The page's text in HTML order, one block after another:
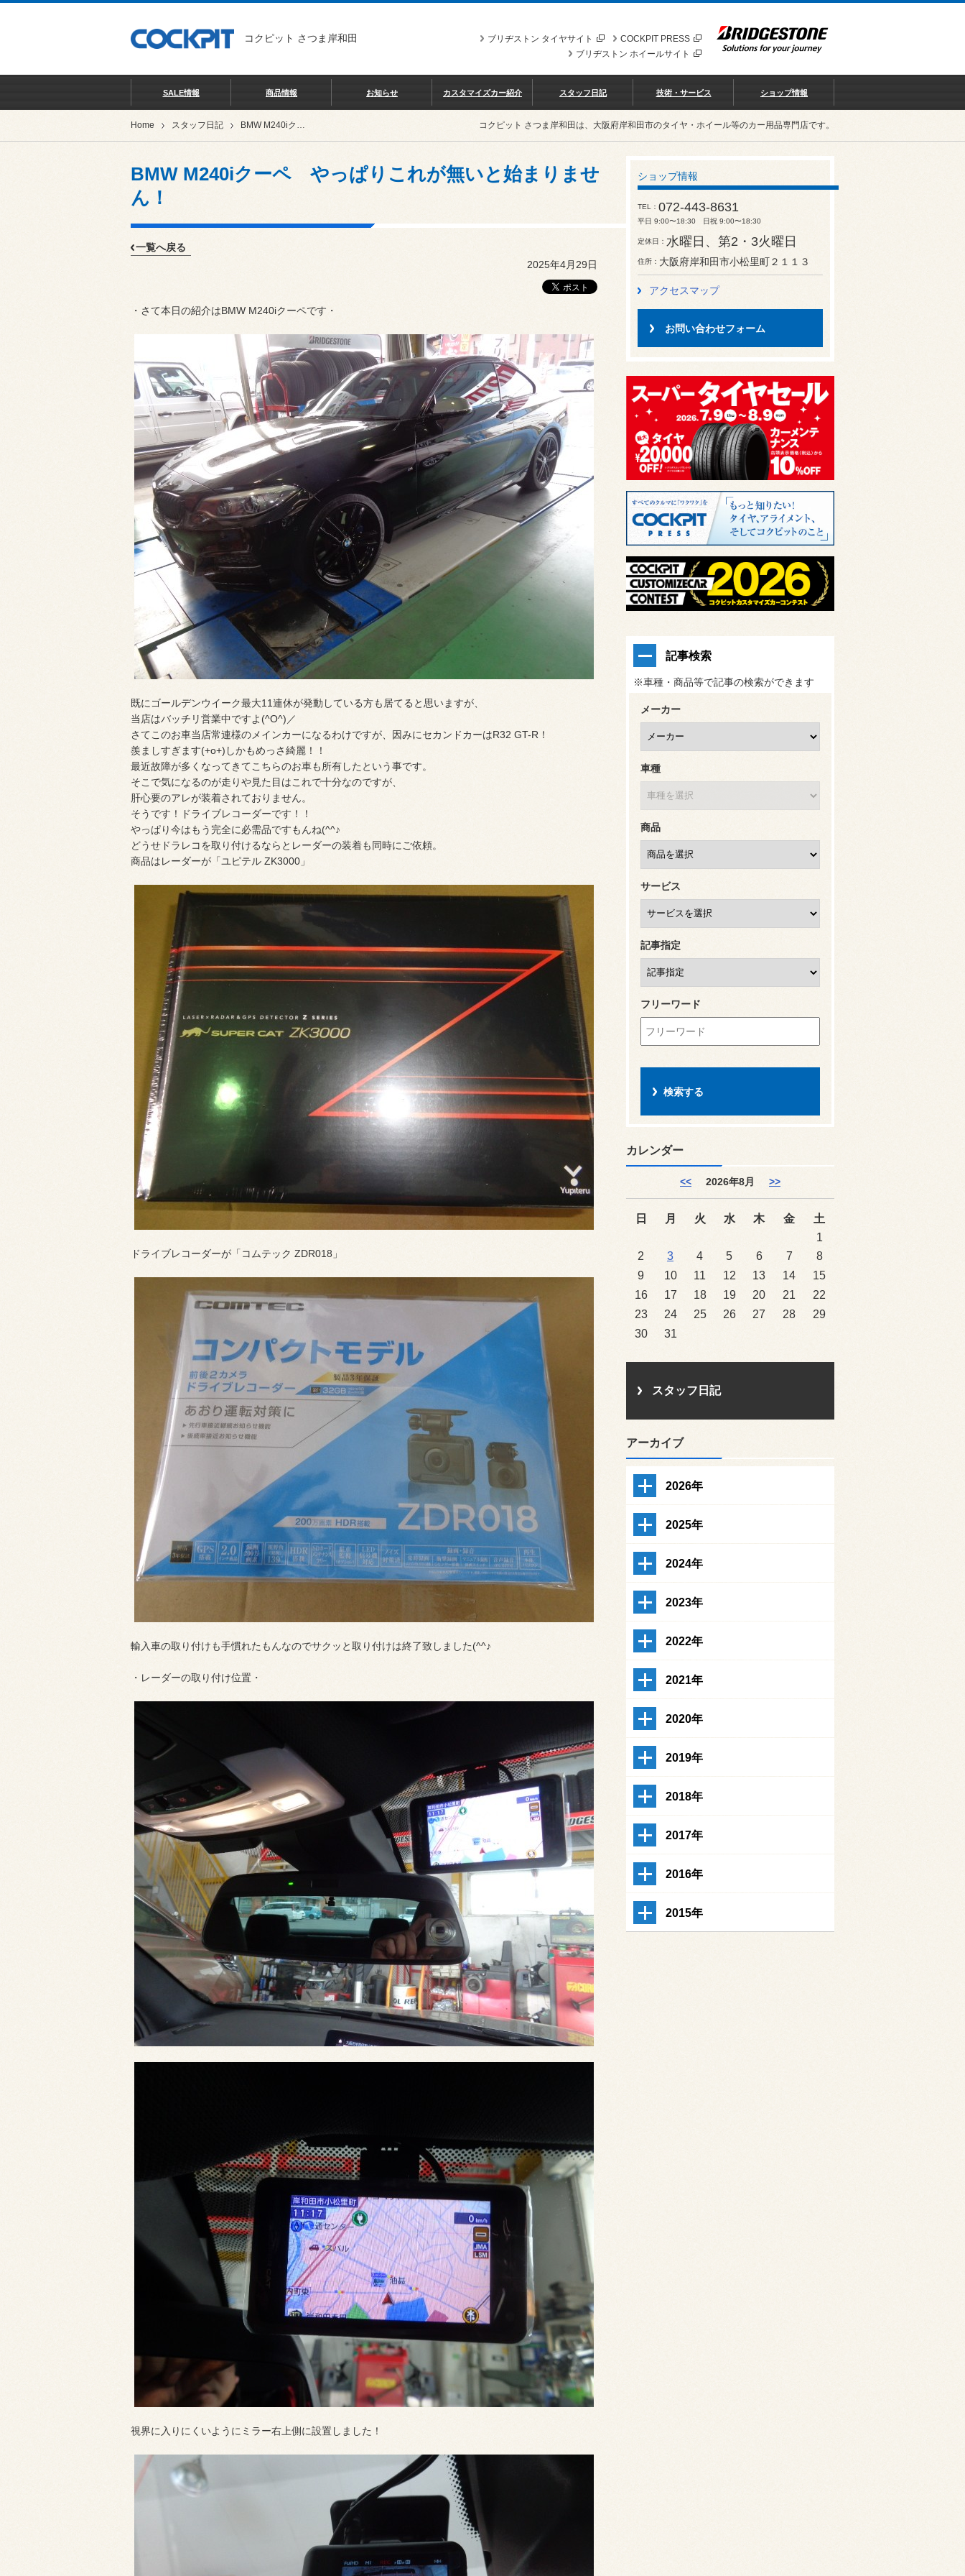
コクピット さつま岸和田 COCKPIT PRESS
ブリヂストン タイヤサイト
ブリヂストン ホイールサイト
SALE情報 商品情報 お知らせ カスタマイズカー紹介 スタッフ日記 技術・サービス ショップ情報
Home スタッフ日記 BMW M240iクーペ やっぱりこれが無いと始まりません！ コクピット さつま岸和田は、大阪府岸和田市のタイヤ・ホイール等のカー用品専門店です。
BMW M240iクーペ やっぱりこれが無いと始まりませ
ん！
一覧へ戻る
2025年4月29日
・さて本日の紹介はBMW M240iクーペです・
既にゴールデンウイーク最大11連休が発動している方も居てると思いますが、
当店はバッチリ営業中ですよ(^O^)／
さてこのお車当店常連様のメインカーになるわけですが、因みにセカンドカーはR32 GT-R！
羨ましすぎます(+o+)しかもめっさ綺麗！！
最近故障が多くなってきてこちらのお車も所有したという事です。
そこで気になるのが走りや見た目はこれで十分なのですが、
肝心要のアレが装着されておりません。
そうです！ドライブレコーダーです！！
やっぱり今はもう完全に必需品ですもんね(^^♪
どうせドラレコを取り付けるならとレーダーの装着も同時にご依頼。
商品はレーダーが「ユピテル ZK3000」
ドライブレコーダーが「コムテック ZDR018」
輸入車の取り付けも手慣れたもんなのでサクッと取り付けは終了致しました(^^♪
・レーダーの取り付け位置・
視界に入りにくいようにミラー右上側に設置しました！
ショップ情報
TEL 072-443-8631
平日 9:00〜18:30 日祝 9:00〜18:30
定休日 水曜日、第2・3火曜日
住所 大阪府岸和田市小松里町２１１３
アクセスマップ
お問い合わせフォーム
記事検索
※車種・商品等で記事の検索ができます
メーカー
車種
商品
サービス
記事指定
フリーワード
カレンダー
<< 2026年8月 >>
日 月 火 水 木 金
土
1
2
3 4 5 6 7
8
9
10 11 12 13 14
15
16
17 18 19 20 21
22
23
24 25 26 27 28
29
30
31
スタッフ日記
アーカイブ
2026年
2025年
2024年
2023年
2022年
2021年
2020年
2019年
2018年
2017年
2016年
2015年